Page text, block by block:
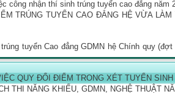
công nhận thí sinh trúng tuyển cao đẳng
TRÚNG TUYỂN CAO ĐẲNG HỆ VỪA
tuyển Cao đẳng GDMN hệ Chính quy
QUY ĐỔI ĐIỂM TRONG XÉT TUYỂN SINH
THI NĂNG KHIẾU, GDMN, NGHỆ THUẬT